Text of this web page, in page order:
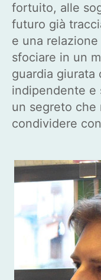
fortuito, alle
futuro già
e una
sfociare in un
guardia giurata
indipendente e
un segreto che
condividere